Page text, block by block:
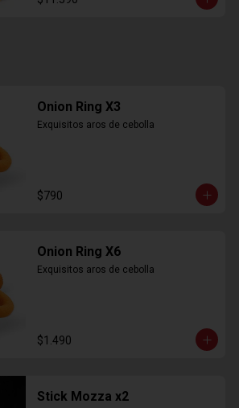
Onion Ring X3
Exquisitos aros de cebolla
$790
Onion Ring X6
Exquisitos aros de cebolla
$1.490
Stick Mozza x2